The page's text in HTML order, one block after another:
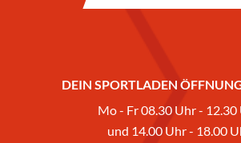
DEIN SPORTLADEN
Mo - Fr 08.30 Uhr - 12.30
und 14.00 Uhr - 18.00